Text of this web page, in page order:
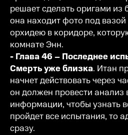
решает сделать оригами из
она находит фото под
орхидею в коридоре,
комнате Энн.
- Глава 46 – Последнее
Смерть уже близка. Итан
начнет действовать через
он должен провести анализ
информации, чтобы узнать
пройдет все испытания, то
сразу.